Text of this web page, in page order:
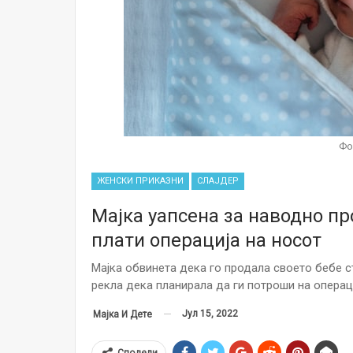
ЖЕНСКИ ПРИКАЗНИ СЛАЈДЕР
Мајка уапсена за наводно
плати операција на носот
Мајка обвинета дека го продала своето бебе
рекла дека планирала да ги потроши на
Мајка И Дете Јул 15, 2022